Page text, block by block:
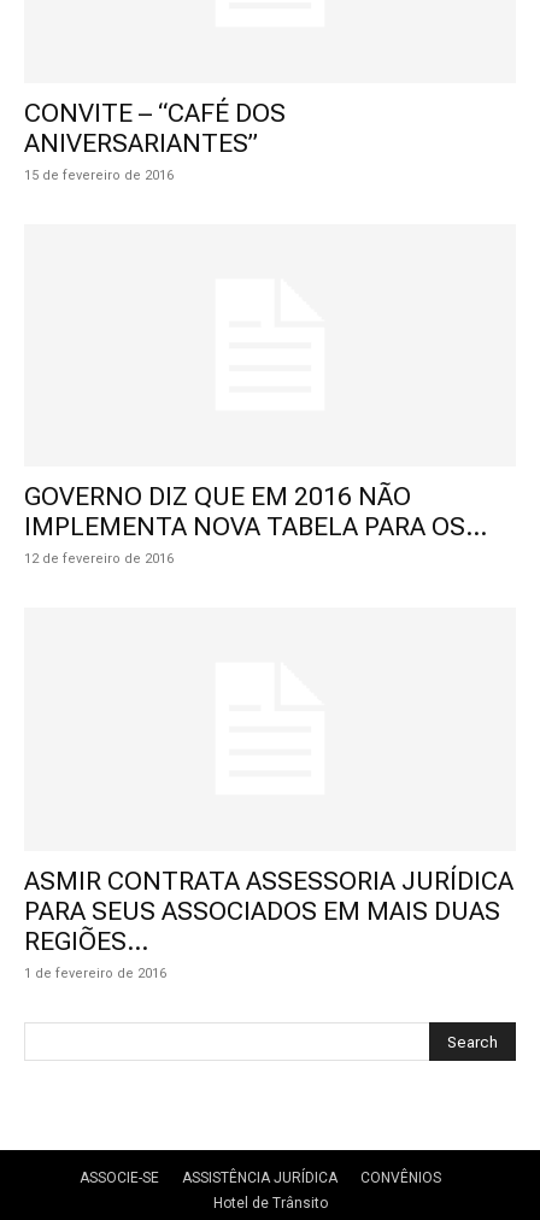
CONVITE – “CAFÉ DOS
ANIVERSARIANTES”
15 de fevereiro de 2016
GOVERNO DIZ QUE EM 2016 NÃO
IMPLEMENTA NOVA TABELA PARA OS...
12 de fevereiro de 2016
ASMIR CONTRATA ASSESSORIA JURÍDICA
PARA SEUS ASSOCIADOS EM MAIS DUAS
REGIÕES...
1 de fevereiro de 2016
ASSOCIE-SE ASSISTÊNCIA JURÍDICA
CONVÊNIOS
Hotel de Trânsito